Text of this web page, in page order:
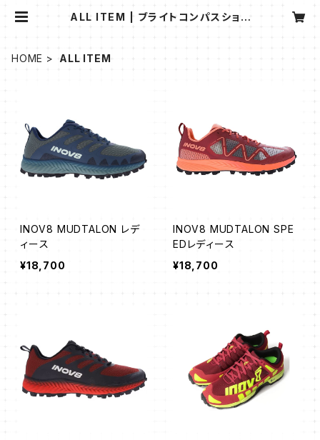
ALL ITEM | ブライトコンパスショッ
HOME ALL ITEM
INOV8 MUDTALON レデ
ィース
¥18,700
INOV8 MUDTALON SPE
EDレディース
¥18,700